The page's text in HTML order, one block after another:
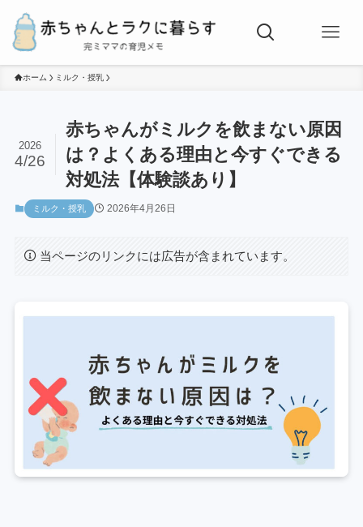
ホーム ミルク・授乳
赤ちゃんがミルクを飲まない原因
は？よくある理由と今すぐできる
対処法【体験談あり】
2026
4/26
ミルク・授乳 2026年4月26日
当ページのリンクには広告が含まれています。